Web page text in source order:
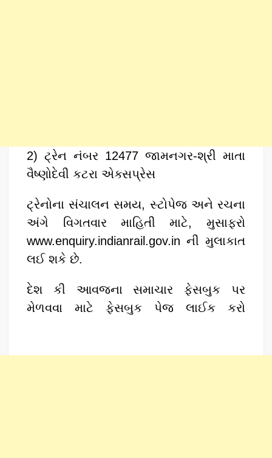
2) ટ્રેન નંબર 12477 જામનગર-શ્રી માતા
વૈષ્ણોદેવી કટરા એક્સપ્રેસ
ટ્રેનોના સંચાલન સમય, સ્ટોપેજ અને રચના
અંગે વિગતવાર માહિતી માટે, મુસાફરો
www.enquiry.indianrail.gov.in ની મુલાકાત
લઈ શકે છે.
દેશ કી આવજના સમાચાર ફેસબુક પર
મેળવવા માટે ફેસબુક પેજ લાઈક કરો